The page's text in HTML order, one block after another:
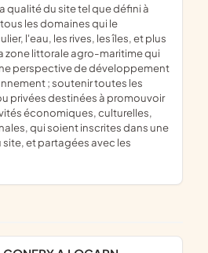
les domaines qui le
l'eau, les rives, les îles, et plus
zone littorale agro-maritime qui
perspective de développement
; soutenir toutes les
privées destinées à promouvoir
économiques, culturelles,
qui soient inscrites dans une
et partagées avec les